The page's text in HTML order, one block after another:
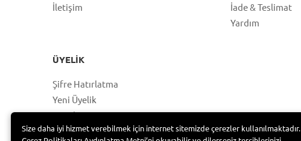
İletişim
İade & Teslimat
Yardım
ÜYELIK
Şifre Hatırlatma
Yeni Üyelik
Hesabım
Üye Girişi
Size daha iyi hizmet verebilmek için internet sitemizde çerezler kullanılmaktadır.